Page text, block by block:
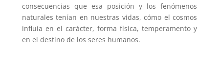
consecuencias que esa posición y los fenómenos
naturales tenían en nuestras vidas, cómo el cosmos
influía en el carácter, forma física, temperamento y
en el destino de los seres humanos.